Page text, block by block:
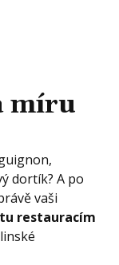
míru
dortík? A po
vaši
restauracím